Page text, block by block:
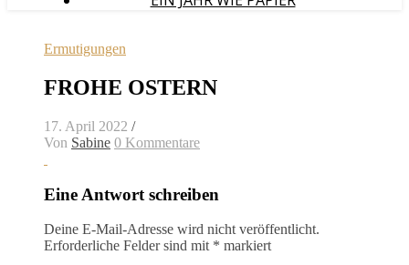
Ermutigungen
FROHE OSTERN
17. April 2022 /
Von Sabine 0 Kommentare
Eine Antwort schreiben
Deine E-Mail-Adresse wird nicht veröffentlicht.
Erforderliche Felder sind mit * markiert